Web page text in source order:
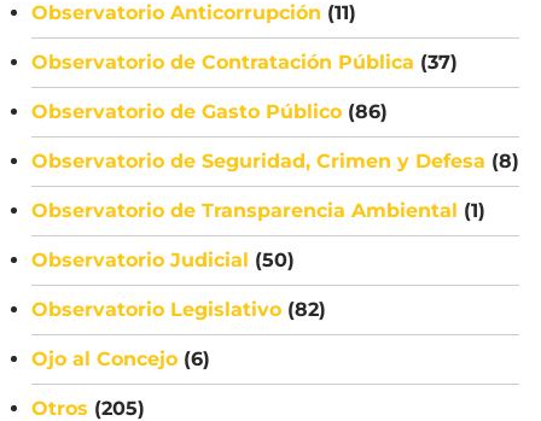
Observatorio Anticorrupción (11)
Observatorio de Contratación Pública (37)
Observatorio de Gasto Público (86)
Observatorio de Seguridad, Crimen y Defesa (8)
Observatorio de Transparencia Ambiental (1)
Observatorio Judicial (50)
Observatorio Legislativo (82)
Ojo al Concejo (6)
Otros (205)